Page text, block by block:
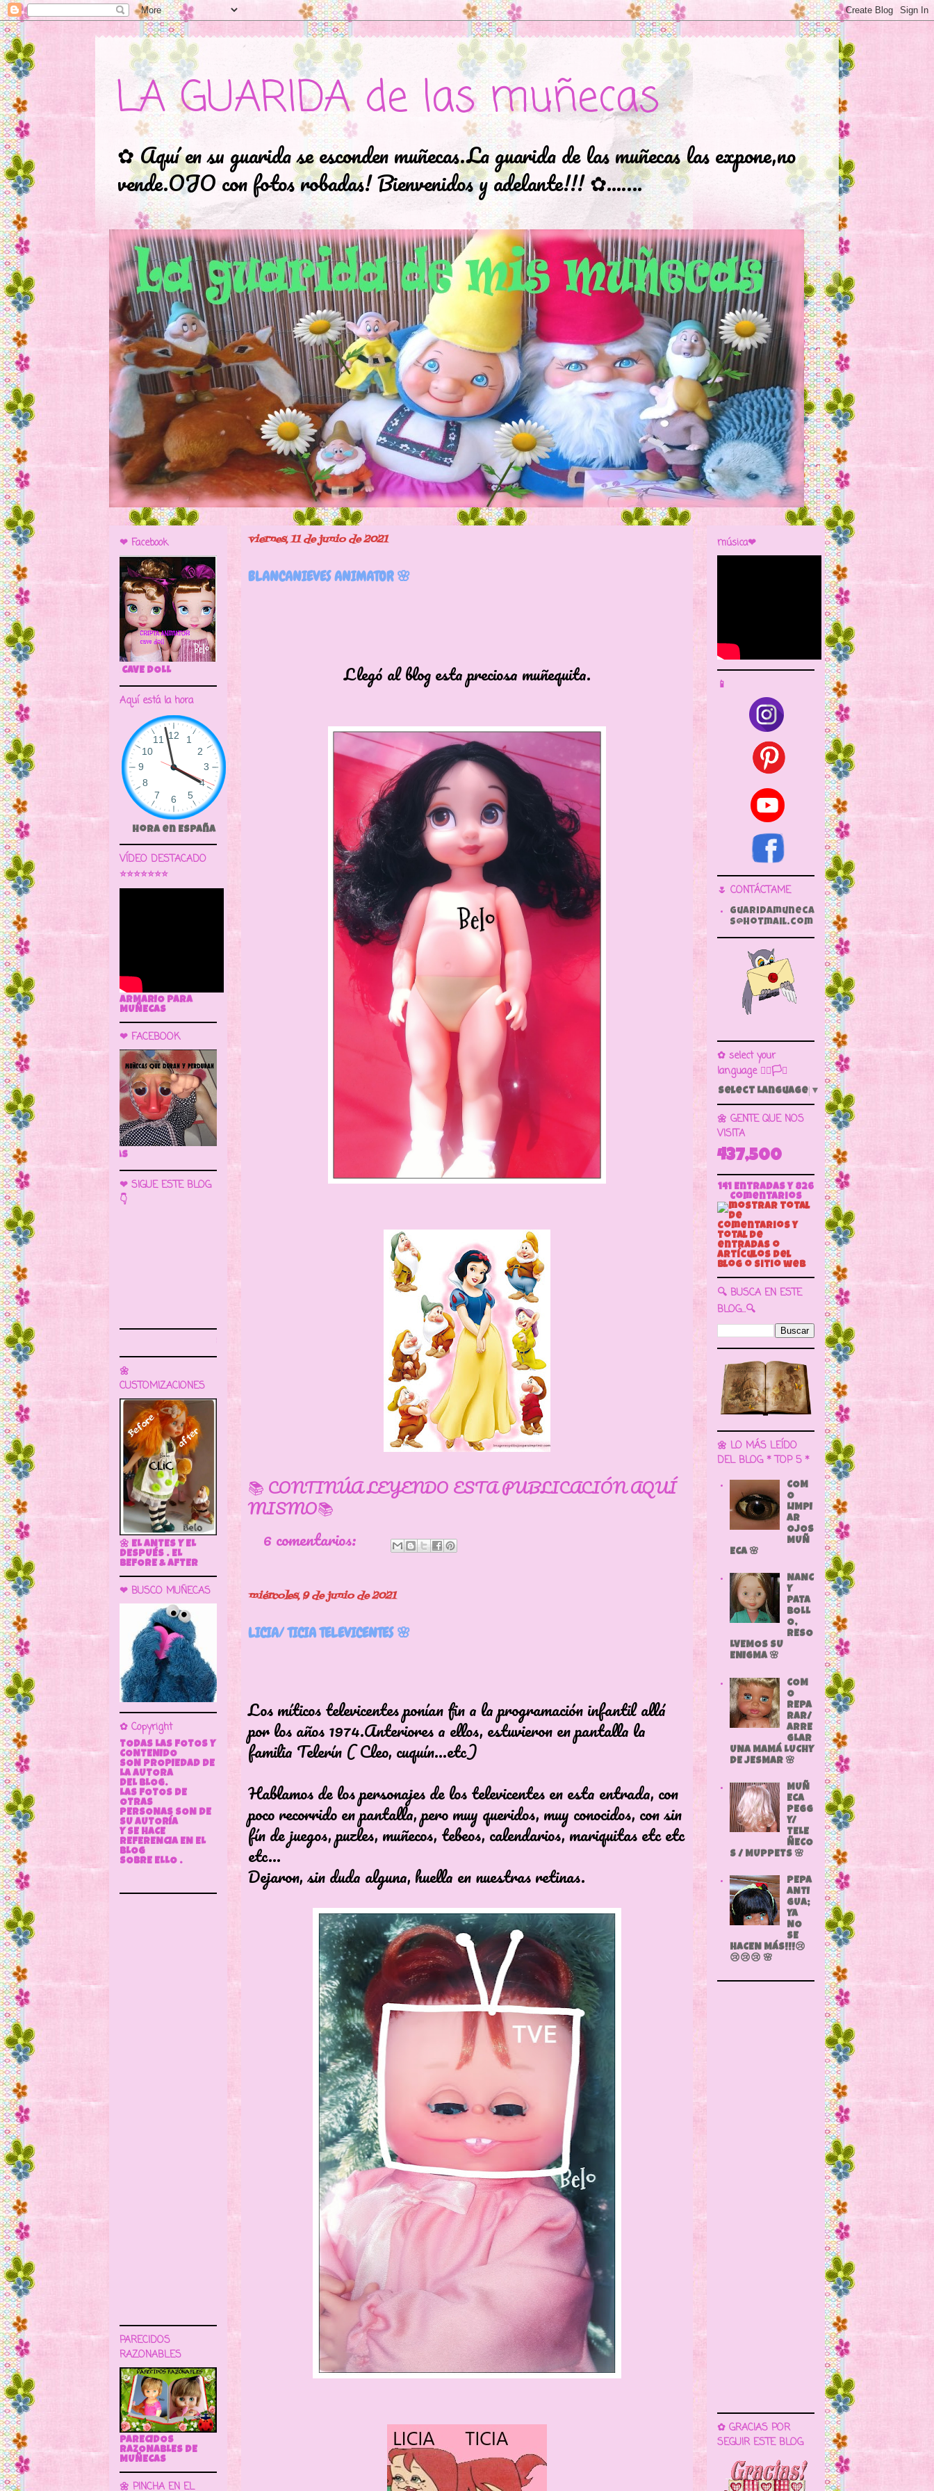
LA GUARIDA de las muñecas
✿ Aquí en su guarida se esconden muñecas.La guarida de las muñecas las expone,no
vende.OJO con fotos robadas! Bienvenidos y adelante!!! ✿...….
viernes, 11 de junio de 2021
BLANCANIEVES ANIMATOR 🌸
Llegó al blog esta preciosa muñequita.
📚 CONTINÚA LEYENDO ESTA PUBLICACIÓN AQUÍ
MISMO📚
6 comentarios:
miércoles, 9 de junio de 2021
LICIA/ TICIA TELEVICENTES 🌸
Los míticos televicentes ponían fin a la programación infantil allá
por los años 1974.Anteriores a ellos, estuvieron en pantalla la
familia Telerín ( Cleo, cuquín...etc)
Hablamos de los personajes de los televicentes en esta entrada, con
poco recorrido en pantalla, pero muy queridos, muy conocidos, con sin
fín de juegos, puzles, muñecos, tebeos, calendarios, mariquitas etc etc
etc...
Dejaron, sin duda alguna, huella en nuestras retinas.
❤ Facebook
🌼CRIPTA ANIMATOR CAVE DOLL
Aquí está la hora
Hora en España
VÍDEO DESTACADO
⭐⭐⭐⭐⭐⭐⭐
ARMARIO PARA
MUÑECAS
❤ FACEBOOK
🌼 LA CUEVA DE LAS MUÑECAS
❤ SIGUE ESTE BLOG
👇
🌼
CUSTOMIZACIONES
🌼 EL ANTES Y EL
DESPUÉS . EL
BEFORE & AFTER
❤ BUSCO MUÑECAS
✿ Copyright
TODAS LAS FOTOS Y
CONTENIDO
SON PROPIEDAD DE
LA AUTORA
DEL BLOG.
LAS FOTOS DE
OTRAS
PERSONAS SON DE
SU AUTORÍA
Y SE HACE
REFERENCIA EN EL
BLOG
SOBRE ELLO .
PARECIDOS
RAZONABLES
PARECIDOS
RAZONABLES DE
MUÑECAS
🌼 PINCHA EN EL
música❤
📱
🌷 CONTÁCTAME
guaridamuneca
s@hotmail.com
✿ select your
language 🏳️‍🌈🏳️🏁
Select Language ▼
🌼 GENTE QUE NOS
VISITA
437,500
141 Entradas y 826
Comentarios
🔍 BUSCA EN ESTE
BLOG...🔍
🌼 LO MÁS LEÍDO
DEL BLOG * TOP 5 *
COM
O
LIMPI
AR
OJOS
MUÑ
ECA 🌸
NANC
Y
PATA
BOLL
O,
RESO
LVEMOS SU
ENIGMA 🌸
COM
O
REPA
RAR/
ARRE
GLAR
UNA MAMÁ LUCHY
DE JESMAR 🌸
MUÑ
ECA
PEGG
Y/
TELE
ÑECO
S / MUPPETS 🌸
PEPA
ANTI
GUA;
YA
NO
SE
HACEN MÁS!!!😢
😢😢😢 🌸
✿ GRACIAS POR
SEGUIR ESTE BLOG